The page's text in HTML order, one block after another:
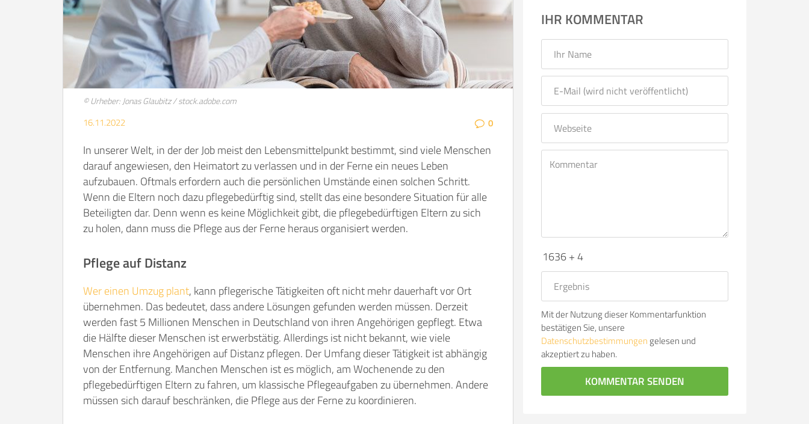
© Urheber: Jonas Glaubitz / stock.adobe.com
0
16.11.2022
In unserer Welt, in der der Job meist den Lebensmittelpunkt bestimmt, sind viele Menschen
darauf angewiesen, den Heimatort zu verlassen und in der Ferne ein neues Leben
aufzubauen. Oftmals erfordern auch die persönlichen Umstände einen solchen Schritt.
Wenn die Eltern noch dazu pflegebedürftig sind, stellt das eine besondere Situation für alle
Beteiligten dar. Denn wenn es keine Möglichkeit gibt, die pflegebedürftigen Eltern zu sich
zu holen, dann muss die Pflege aus der Ferne heraus organisiert werden.
Pflege auf Distanz
Wer einen Umzug plant, kann pflegerische Tätigkeiten oft nicht mehr dauerhaft vor Ort
übernehmen. Das bedeutet, dass andere Lösungen gefunden werden müssen. Derzeit
werden fast 5 Millionen Menschen in Deutschland von ihren Angehörigen gepflegt. Etwa
die Hälfte dieser Menschen ist erwerbstätig. Allerdings ist nicht bekannt, wie viele
Menschen ihre Angehörigen auf Distanz pflegen. Der Umfang dieser Tätigkeit ist abhängig
von der Entfernung. Manchen Menschen ist es möglich, am Wochenende zu den
pflegebedürftigen Eltern zu fahren, um klassische Pflegeaufgaben zu übernehmen. Andere
müssen sich darauf beschränken, die Pflege aus der Ferne zu koordinieren.
IHR KOMMENTAR
1636 + 4
Mit der Nutzung dieser Kommentarfunktion
bestätigen Sie, unsere
Datenschutzbestimmungen gelesen und
akzeptiert zu haben.
KOMMENTAR SENDEN